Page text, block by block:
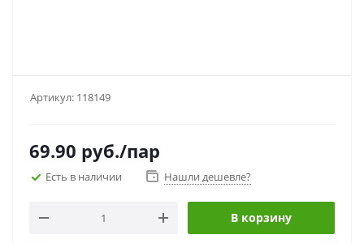
Артикул: 118149
69.90 руб./пар
Есть в наличии Нашли дешевле?
В корзину